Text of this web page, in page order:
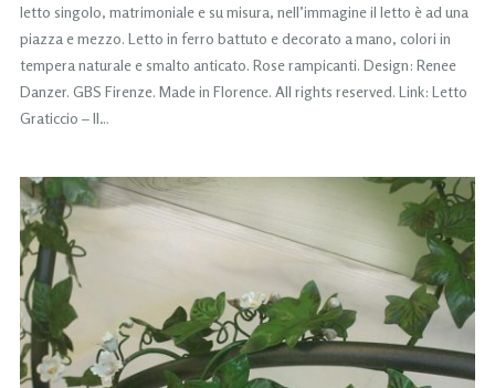
letto singolo, matrimoniale e su misura, nell’immagine il letto è ad una
piazza e mezzo. Letto in ferro battuto e decorato a mano, colori in
tempera naturale e smalto anticato. Rose rampicanti. Design: Renee
Danzer. GBS Firenze. Made in Florence. All rights reserved. Link: Letto
Graticcio – Il…